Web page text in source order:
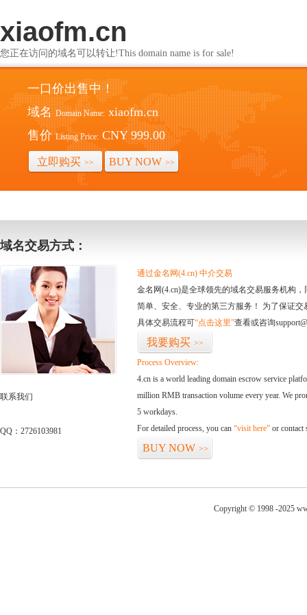
xiaofm.cn
您正在访问的域名可以转让!This domain name is for sale!
一口价出售中！
域名 Domain Name: xiaofm.cn
售价 Listing Price: CNY 999.00
立即购买 >> BUY NOW >>
域名交易方式：
联系我们
QQ：2726103981
通过金名网(4.cn) 中介交易
金名网(4.cn)是全球领先的域名交易服务机构
简单、安全、专业的第三方服务！ 为了保证
具体交易流程可“点击这里”查看或咨询
我要购买 >>
Process Overview:
4.cn is a world leading domain escrow service
million RMB transaction volume every year. We
5 workdays.
For detailed process, you can “visit here” or contact
BUY NOW >>
Copyright © 1998 -2025